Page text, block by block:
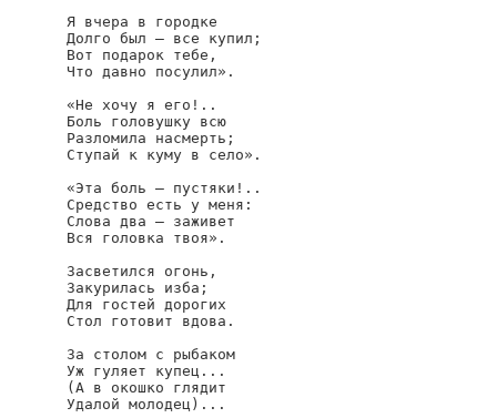
Я вчера в городке
Долго был — все купил;
Вот подарок тебе,
Что давно посулил».
«Не хочу я его!..
Боль головушку всю
Разломила насмерть;
Ступай к куму в село».
«Эта боль — пустяки!..
Средство есть у меня:
Слова два — заживет
Вся головка твоя».
Засветился огонь,
Закурилась изба;
Для гостей дорогих
Стол готовит вдова.
За столом с рыбаком
Уж гуляет купец...
(А в окошко глядит
Удалой молодец)...